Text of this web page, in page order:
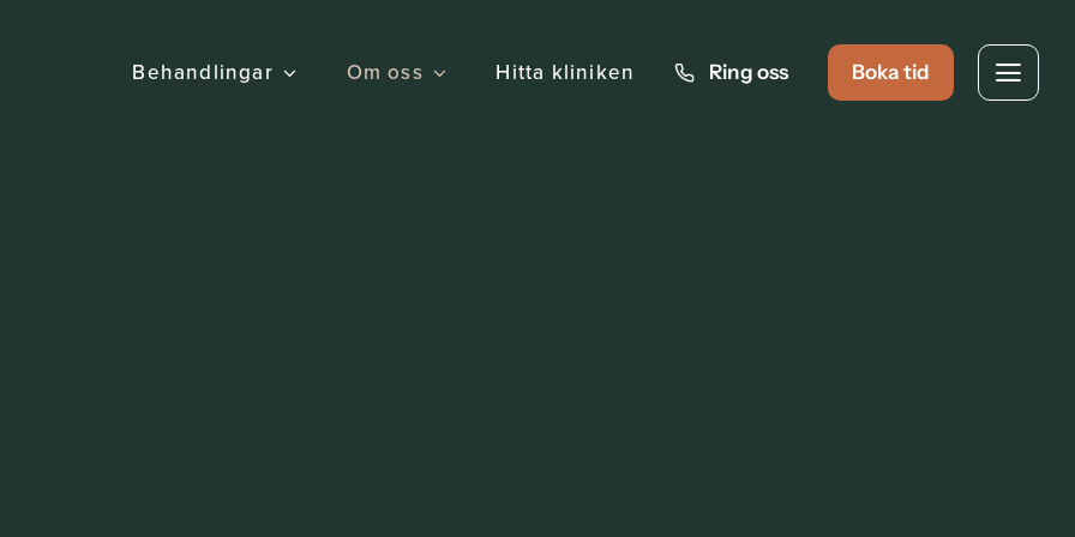
Behandlingar Om oss Hitta kliniken Ring oss Boka tid